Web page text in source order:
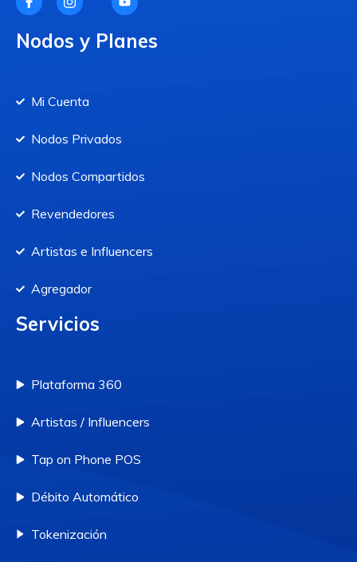
Nodos y Planes
Mi Cuenta
Nodos Privados
Nodos Compartidos
Revendedores
Artistas e Influencers
Agregador
Servicios
Plataforma 360
Artistas / Influencers
Tap on Phone POS
Débito Automático
Tokenización